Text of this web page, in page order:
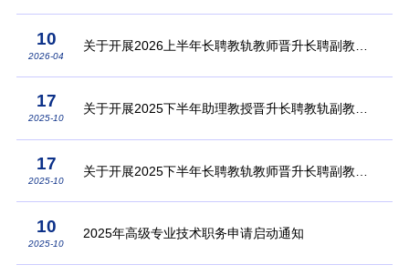
10
2026-04
关于开展2026上半年长聘教轨教师晋升长聘副教授/
17
2025-10
关于开展2025下半年助理教授晋升长聘教轨副教授
17
2025-10
关于开展2025下半年长聘教轨教师晋升长聘副教授/
10
2025-10
2025年高级专业技术职务申请启动通知